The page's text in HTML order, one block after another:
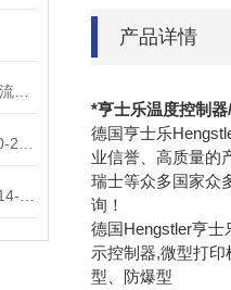
产品详情
*亨士乐温度控制
德国亨士乐
业信誉、高质量的
瑞士等众多国家众
询！
德国Hengstler亨
示控制器,微型打
型、防爆型